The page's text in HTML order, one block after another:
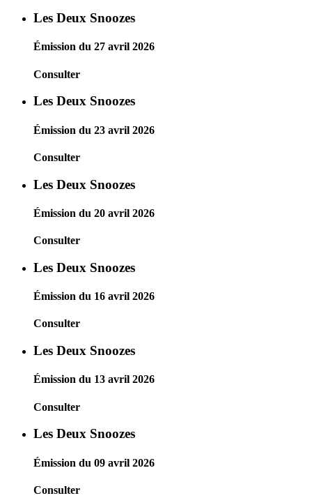
Les Deux Snoozes
Émission du 27 avril 2026
Consulter
Les Deux Snoozes
Émission du 23 avril 2026
Consulter
Les Deux Snoozes
Émission du 20 avril 2026
Consulter
Les Deux Snoozes
Émission du 16 avril 2026
Consulter
Les Deux Snoozes
Émission du 13 avril 2026
Consulter
Les Deux Snoozes
Émission du 09 avril 2026
Consulter